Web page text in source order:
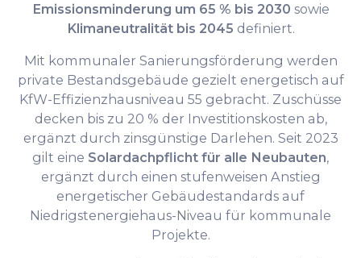
Emissionsminderung um 65 % bis 2030 sowie
Klimaneutralität bis 2045 definiert.
Mit kommunaler Sanierungsförderung werden
private Bestandsgebäude gezielt energetisch auf
KfW-Effizienzhausniveau 55 gebracht. Zuschüsse
decken bis zu 20 % der Investitionskosten ab,
ergänzt durch zinsgünstige Darlehen. Seit 2023
gilt eine Solardachpflicht für alle Neubauten,
ergänzt durch einen stufenweisen Anstieg
energetischer Gebäudestandards auf
Niedrigstenergiehaus-Niveau für kommunale
Projekte.